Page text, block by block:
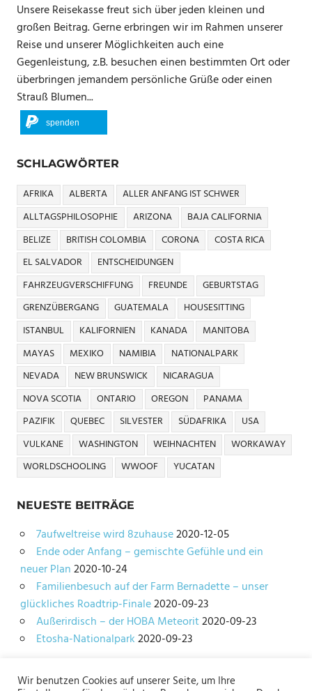
Unsere Reisekasse freut sich über jeden kleinen und
großen Beitrag. Gerne erbringen wir im Rahmen unserer
Reise und unserer Möglichkeiten auch eine
Gegenleistung, z.B. besuchen einen bestimmten Ort oder
überbringen jemandem persönliche Grüße oder einen
Strauß Blumen...
spenden
SCHLAGWÖRTER
AFRIKA ALBERTA
ALLER ANFANG IST SCHWER
ALLTAGSPHILOSOPHIE
ARIZONA
BAJA CALIFORNIA
BELIZE
BRITISH COLOMBIA CORONA
COSTA RICA
EL SALVADOR
ENTSCHEIDUNGEN
FAHRZEUGVERSCHIFFUNG
FREUNDE
GEBURTSTAG
GRENZÜBERGANG
GUATEMALA
HOUSESITTING
ISTANBUL
KALIFORNIEN KANADA
MANITOBA
MAYAS
MEXIKO NAMIBIA
NATIONALPARK
NEVADA
NEW BRUNSWICK
NICARAGUA
NOVA SCOTIA
ONTARIO OREGON
PANAMA
PAZIFIK
QUEBEC SILVESTER SÜDAFRIKA
USA
VULKANE
WASHINGTON WEIHNACHTEN
WORKAWAY
WORLDSCHOOLING
WWOOF YUCATAN
NEUESTE BEITRÄGE
7aufweltreise wird 8zuhause2020-12-05
Ende oder Anfang – gemischte Gefühle und ein
neuer Plan2020-10-24
Familienbesuch auf der Farm Bernadette – unser
glückliches Roadtrip-Finale2020-09-23
Außerirdisch – der HOBA Meteorit2020-09-23
Etosha-Nationalpark2020-09-23
Wir benutzen Cookies auf unserer Seite, um Ihre